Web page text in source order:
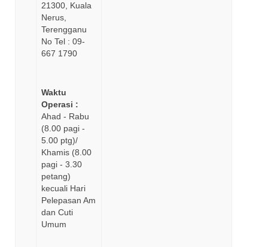
21300, Kuala
Nerus,
Terengganu
No Tel : 09-
667 1790
Waktu
Operasi :
Ahad - Rabu
(8.00 pagi -
5.00 ptg)/
Khamis (8.00
pagi - 3.30
petang)
kecuali Hari
Pelepasan Am
dan Cuti
Umum